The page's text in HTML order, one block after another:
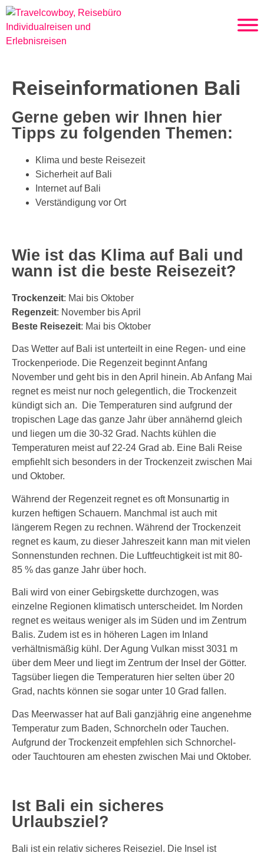
Reiseinformationen Bali
Gerne geben wir Ihnen hier
Tipps zu folgenden Themen:
Klima und beste Reisezeit
Sicherheit auf Bali
Internet auf Bali
Verständigung vor Ort
Wie ist das Klima auf Bali und
wann ist die beste Reisezeit?
Trockenzeit: Mai bis Oktober
Regenzeit: November bis April
Beste Reisezeit: Mai bis Oktober
Das Wetter auf Bali ist unterteilt in eine Regen- und eine
Trockenperiode. Die Regenzeit beginnt Anfang
November und geht bis in den April hinein. Ab Anfang Mai
regnet es meist nur noch gelegentlich, die Trockenzeit
kündigt sich an. Die Temperaturen sind aufgrund der
tropischen Lage das ganze Jahr über annähernd gleich
und liegen um die 30-32 Grad. Nachts kühlen die
Temperaturen meist auf 22-24 Grad ab. Eine Bali Reise
empfiehlt sich besonders in der Trockenzeit zwischen Mai
und Oktober.
Während der Regenzeit regnet es oft Monsunartig in
kurzen heftigen Schauern. Manchmal ist auch mit
längerem Regen zu rechnen. Während der Trockenzeit
regnet es kaum, zu dieser Jahreszeit kann man mit vielen
Sonnenstunden rechnen. Die Luftfeuchtigkeit ist mit 80-
85 % das ganze Jahr über hoch.
Bali wird von einer Gebirgskette durchzogen, was
einzelne Regionen klimatisch unterscheidet. Im Norden
regnet es weitaus weniger als im Süden und im Zentrum
Balis. Zudem ist es in höheren Lagen im Inland
verhältnismäßig kühl. Der Agung Vulkan misst 3031 m
über dem Meer und liegt im Zentrum der Insel der Götter.
Tagsüber liegen die Temperaturen hier selten über 20
Grad, nachts können sie sogar unter 10 Grad fallen.
Das Meerwasser hat auf Bali ganzjährig eine angenehme
Temperatur zum Baden, Schnorcheln oder Tauchen.
Aufgrund der Trockenzeit empfehlen sich Schnorchel-
oder Tauchtouren am ehesten zwischen Mai und Oktober.
Ist Bali ein sicheres
Urlaubsziel?
Bali ist ein relativ sicheres Reiseziel. Die Insel ist